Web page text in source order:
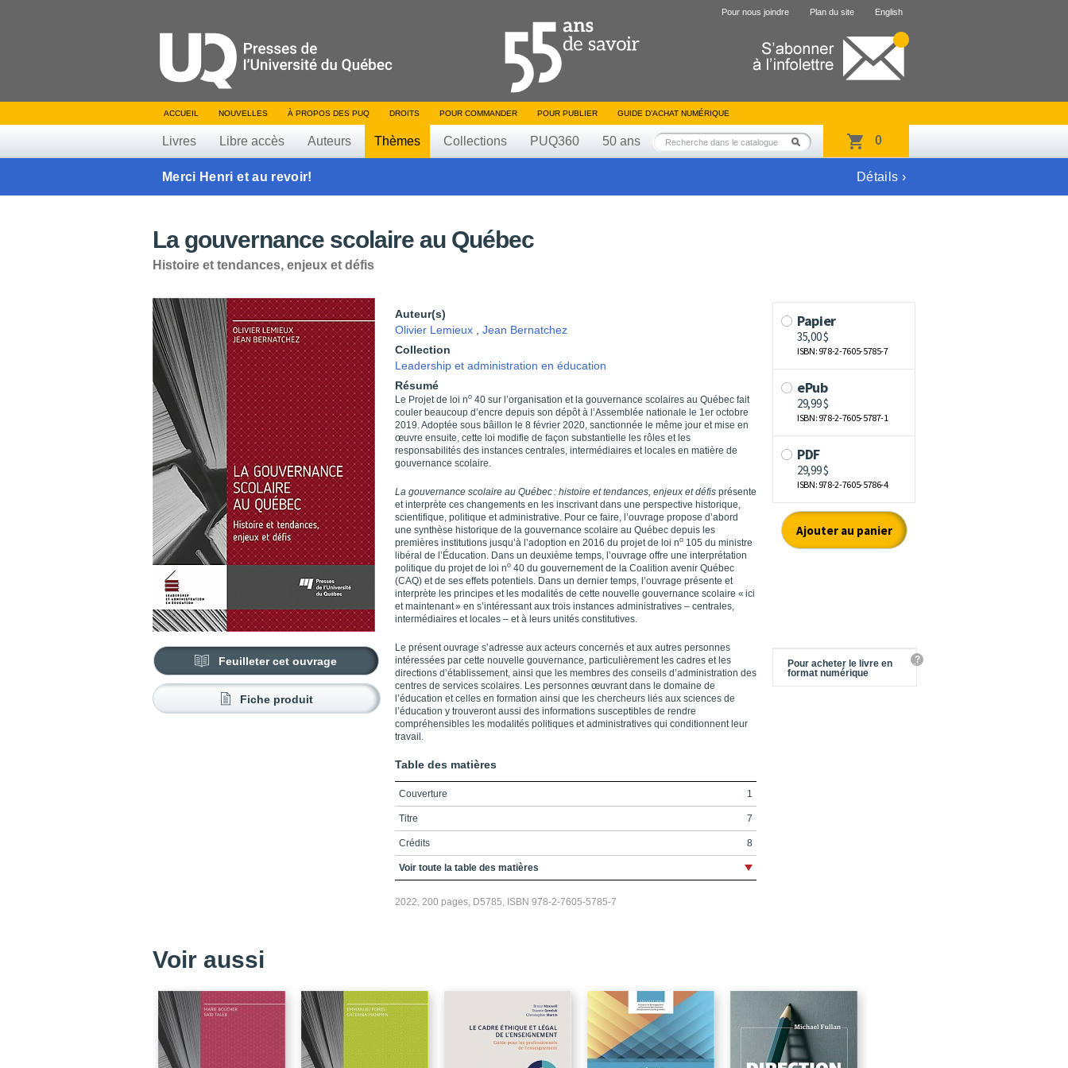
Pour nous joindre Plan du site English
ACCUEIL NOUVELLES À PROPOS DES PUQ DROITS POUR COMMANDER POUR PUBLIER GUIDE D’ACHAT NUMÉRIQUE
Livres Libre accès Auteurs Thèmes Collections PUQ360 50 ans 0
Merci Henri et au revoir! Détails ›
La gouvernance scolaire au Québec
Histoire et tendances, enjeux et défis
Feuilleter cet ouvrage
Fiche produit
Auteur(s)
Olivier Lemieux
Jean Bernatchez
Collection
Leadership et administration en éducation
Résumé
Le Projet de loi no 40 sur l’organisation et la gouvernance scolaires au Québec fait
couler beaucoup d’encre depuis son dépôt à l’Assemblée nationale le 1er octobre
2019. Adoptée sous bâillon le 8 février 2020, sanctionnée le même jour et mise en
œuvre ensuite, cette loi modifie de façon substantielle les rôles et les
responsabilités des instances centrales, intermédiaires et locales en matière de
gouvernance scolaire.
La gouvernance scolaire au Québec : histoire et ten­dances, enjeux et défis présente
et interprète ces changements en les inscrivant dans une perspective historique,
scientifique, politique et administrative. Pour ce faire, l’ouvrage propose d’abord
une synthèse historique de la gouvernance scolaire au Québec depuis les
premières institutions jusqu’à l’adoption en 2016 du projet de loi no 105 du ministre
libéral de l’Éducation. Dans un deuxième temps, l’ouvrage offre une interpré­tation
politique du projet de loi no 40 du gouvernement de la Coalition avenir Québec
(CAQ) et de ses effets potentiels. Dans un dernier temps, l’ouvrage présente et
interprète les principes et les modalités de cette nouvelle gouvernance scolaire « ici
et maintenant » en s’intéressant aux trois instances administratives – centrales,
intermédiaires et locales – et à leurs unités constitutives.
Le présent ouvrage s’adresse aux acteurs concernés et aux autres personnes
intéressées par cette nouvelle gouvernance, particulièrement les cadres et les
directions d’établissement, ainsi que les membres des conseils d’administration des
centres de services scolaires. Les personnes œuvrant dans le domaine de
l’éducation et celles en formation ainsi que les chercheurs liés aux sciences de
l’éducation y trouveront aussi des informations susceptibles de rendre
compréhensibles les modalités politiques et administratives qui conditionnent leur
travail.
Table des matières
Couverture 1
Titre 7
Crédits 8
Table des matières 11
Introduction 21
Chapitre 1 / Une brève histoire de la gouvernance scolaire au Québec
Chapitre 2 / Le Projet de loi n° 40, un nouvel épisode de l’histoire de la
gouvernance scolaire au Québec ?
Voir toute la table des matières
2022, 200 pages, D5785, ISBN 978-2-7605-5785-7
Pour acheter le livre en
format numérique
?
Voir aussi